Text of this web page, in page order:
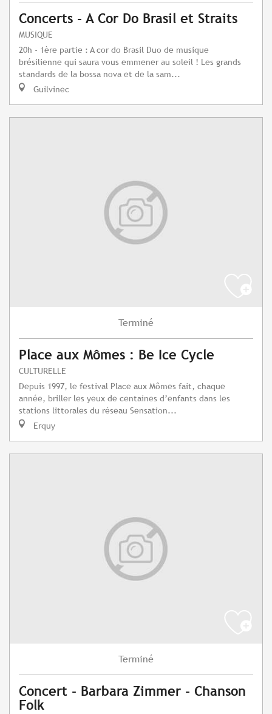
Concerts - A Cor Do Brasil et Straits
MUSIQUE
20h - 1ère partie : A cor do Brasil Duo de musique
brésilienne qui saura vous emmener au soleil ! Les grands
standards de la bossa nova et de la sam...
Guilvinec
Terminé
Place aux Mômes : Be Ice Cycle
CULTURELLE
Depuis 1997, le festival Place aux Mômes fait, chaque
année, briller les yeux de centaines d’enfants dans les
stations littorales du réseau Sensation...
Erquy
Terminé
Concert - Barbara Zimmer - Chanson
Folk